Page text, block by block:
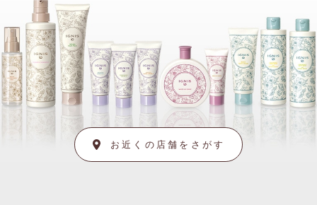
お近くの店舗をさがす